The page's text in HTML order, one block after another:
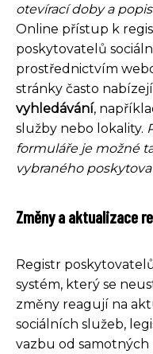
otevírací doby a
Online přístup k
poskytovatelů
prostřednictvím
stránky často
vyhledávání,
služby nebo lokality.
formuláře je možné
vybraného
Změny a aktualizace
Registr
systém, který se
změny reagují na
sociálních služeb,
vazbu od